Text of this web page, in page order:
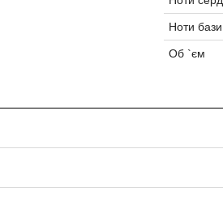
Ноти бази
Об `єм